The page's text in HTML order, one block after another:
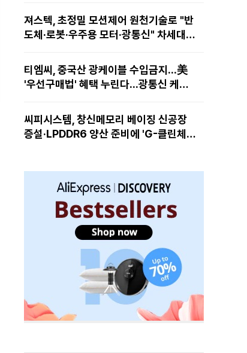
져스텍, 초정밀 모션제어 원천기술로 "반
도체·로봇·우주용 모터·광통신" 차세대
티엠씨, 중국산 광케이블 수입금지...美
'우선구매법' 혜택 누린다...광통신 케이
씨피시스템, 창신메모리 베이징 신공장
증설·LPDDR6 양산 준비에 'G-클린체